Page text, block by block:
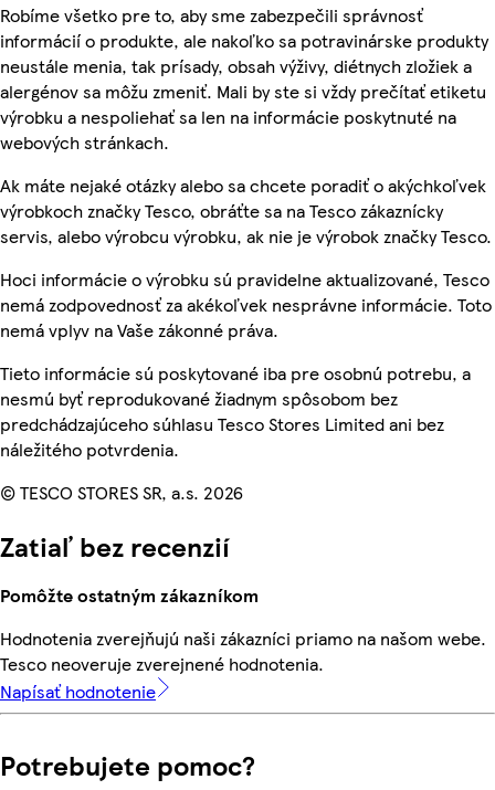
Robíme všetko pre to, aby sme zabezpečili správnosť
informácií o produkte, ale nakoľko sa potravinárske produkty
neustále menia, tak prísady, obsah výživy, diétnych zložiek a
alergénov sa môžu zmeniť. Mali by ste si vždy prečítať etiketu
výrobku a nespoliehať sa len na informácie poskytnuté na
webových stránkach.
Ak máte nejaké otázky alebo sa chcete poradiť o akýchkoľvek
výrobkoch značky Tesco, obráťte sa na Tesco zákaznícky
servis, alebo výrobcu výrobku, ak nie je výrobok značky Tesco.
Hoci informácie o výrobku sú pravidelne aktualizované, Tesco
nemá zodpovednosť za akékoľvek nesprávne informácie. Toto
nemá vplyv na Vaše zákonné práva.
Tieto informácie sú poskytované iba pre osobnú potrebu, a
nesmú byť reprodukované žiadnym spôsobom bez
predchádzajúceho súhlasu Tesco Stores Limited ani bez
náležitého potvrdenia.
© TESCO STORES SR, a.s. 2026
Zatiaľ bez recenzií
Pomôžte ostatným zákazníkom
Hodnotenia zverejňujú naši zákazníci priamo na našom webe.
Tesco neoveruje zverejnené hodnotenia.
Napísať hodnotenie
Potrebujete pomoc?